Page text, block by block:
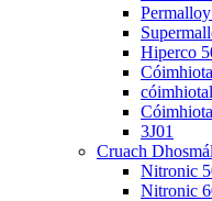
Hiperco
3J01
Cruach
Nitronic
Nitronic